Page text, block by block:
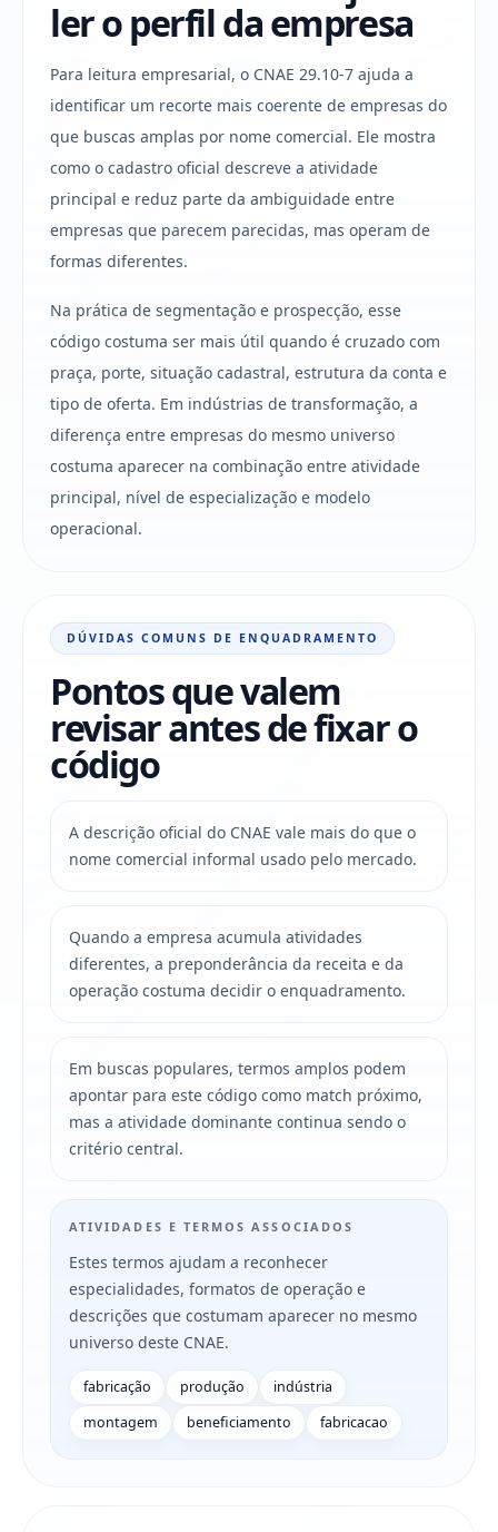
ler o perfil da empresa
Para leitura empresarial, o CNAE 29.10-7 ajuda a
identificar um recorte mais coerente de empresas do
que buscas amplas por nome comercial. Ele mostra
como o cadastro oficial descreve a atividade
principal e reduz parte da ambiguidade entre
empresas que parecem parecidas, mas operam de
formas diferentes.
Na prática de segmentação e prospecção, esse
código costuma ser mais útil quando é cruzado com
praça, porte, situação cadastral, estrutura da conta e
tipo de oferta. Em indústrias de transformação, a
diferença entre empresas do mesmo universo
costuma aparecer na combinação entre atividade
principal, nível de especialização e modelo
operacional.
DÚVIDAS COMUNS DE ENQUADRAMENTO
Pontos que valem
revisar antes de fixar o
código
A descrição oficial do CNAE vale mais do que o
nome comercial informal usado pelo mercado.
Quando a empresa acumula atividades
diferentes, a preponderância da receita e da
operação costuma decidir o enquadramento.
Em buscas populares, termos amplos podem
apontar para este código como match próximo,
mas a atividade dominante continua sendo o
critério central.
ATIVIDADES E TERMOS ASSOCIADOS
Estes termos ajudam a reconhecer
especialidades, formatos de operação e
descrições que costumam aparecer no mesmo
universo deste CNAE.
fabricação produção
indústria
montagem
beneficiamento fabricacao